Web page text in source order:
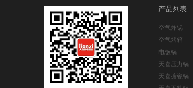
产品列表
空气炸锅
空气烤箱
电饭锅
天喜压力锅
天喜搪瓷锅